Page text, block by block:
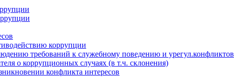
коррупции
требований к служебному поведению и урегул.конфликтов
о коррупционных случаях (в т.ч. склонения)
конфликта интересов